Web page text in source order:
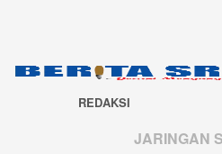
REDAKSI
JARINGAN